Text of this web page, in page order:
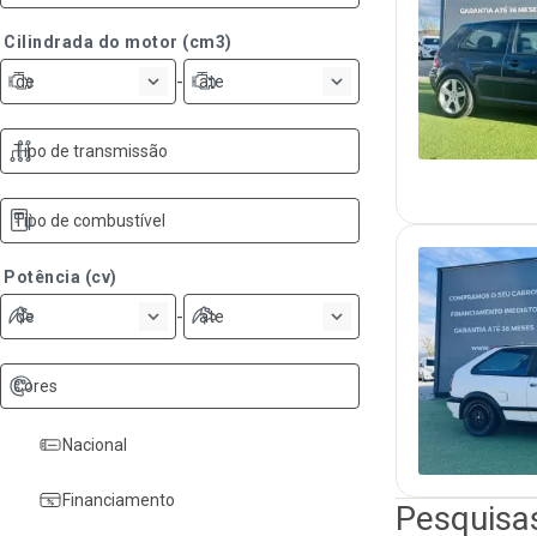
Cilindrada do motor (cm3)
de - ate
Tipo de transmissão
Tipo de combustível
Potência (cv)
de - ate
Cores
Nacional
Financiamento